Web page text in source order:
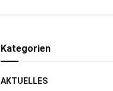
Kategorien
AKTUELLES